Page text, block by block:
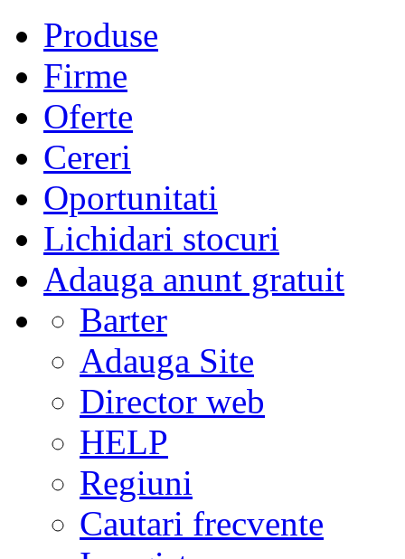
Produse
Firme
Oferte
Cereri
Oportunitati
Lichidari stocuri
Adauga anunt gratuit
Barter
Adauga Site
Director web
HELP
Regiuni
Cautari frecvente